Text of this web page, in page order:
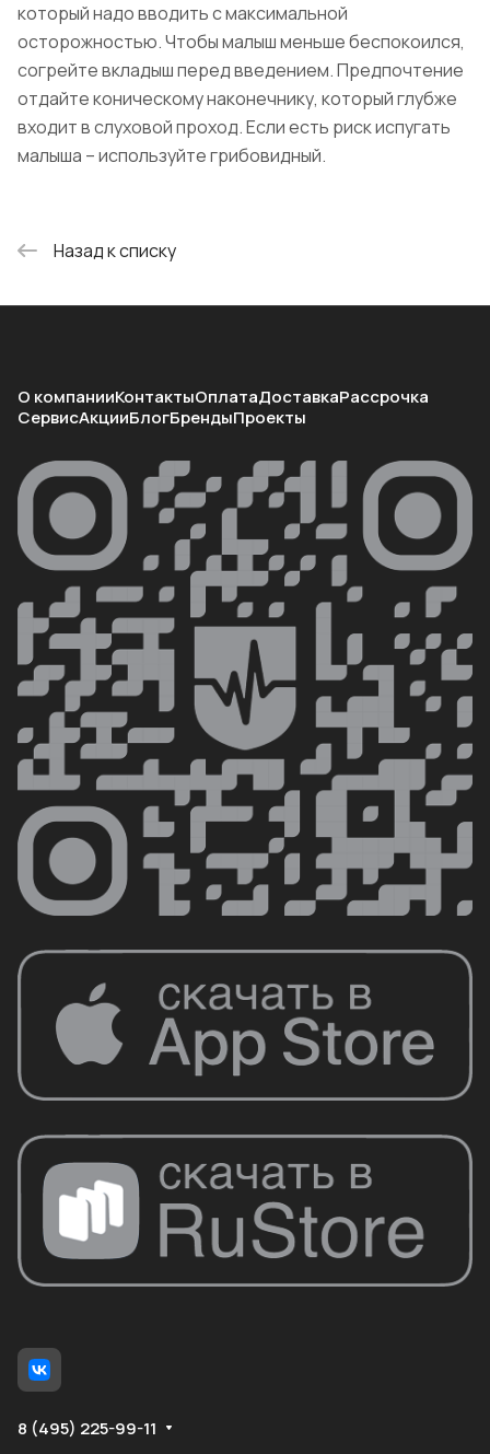
который надо вводить с максимальной
осторожностью. Чтобы малыш меньше беспокоился,
согрейте вкладыш перед введением. Предпочтение
отдайте коническому наконечнику, который глубже
входит в слуховой проход. Если есть риск испугать
малыша – используйте грибовидный.
Назад к списку
О компанииКонтактыОплатаДоставкаРассрочка
СервисАкцииБлогБрендыПроекты
8 (495) 225-99-11